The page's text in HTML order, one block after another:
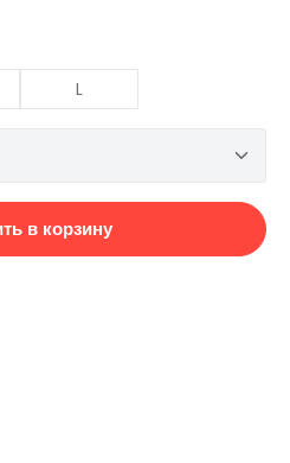
L
введите желаемое
в корзину